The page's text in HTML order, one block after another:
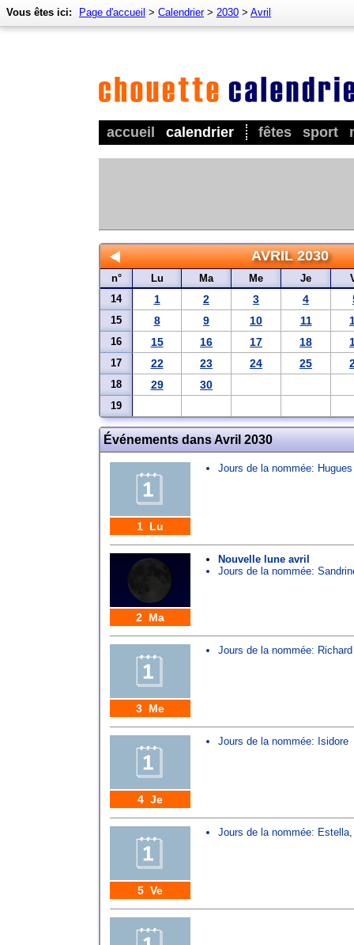
accueil calendrier fêtes sport
Vous êtes ici: Page d'accueil > Calendrier> 2030 > Avril
AVRIL 2030
n° Lu Ma Me Je
14
1 2 3 4
15 8 9 10 11
16 15 16 17 18
17 22 23 24 25
18 29 30
19
Événements dans Avril 2030
1 Lu
Jours de la nommée: Hugues
2 Ma
Nouvelle lune avril
Jours de la nommée:
3 Me
Jours de la nommée: Richard
4 Je
Jours de la nommée: Isidore
5 Ve
Jours de la nommée: Estella